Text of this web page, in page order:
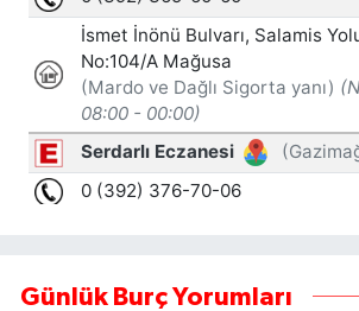
Günlük Burç Yorumları